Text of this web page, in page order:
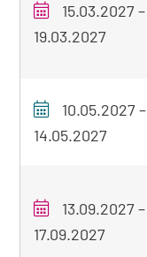
15.03.2027–
19.03.2027
10.05.2027–
14.05.2027
13.09.2027–
17.09.2027